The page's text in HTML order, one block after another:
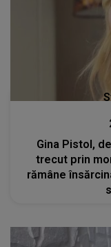
Gina Pistol,
trecut prin
rămâne